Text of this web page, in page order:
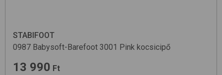
STABIFOOT
0987 Babysoft-Barefoot 3001 Pink kocsicipő
13 990 Ft